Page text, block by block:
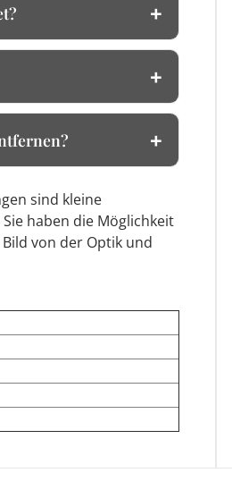
sind kleine
haben die Möglichkeit
von der Optik und